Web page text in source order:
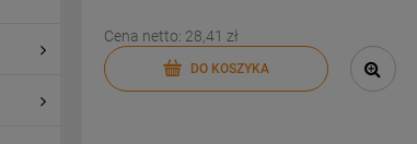
Cena netto: 28,41 zł
DO KOSZYKA